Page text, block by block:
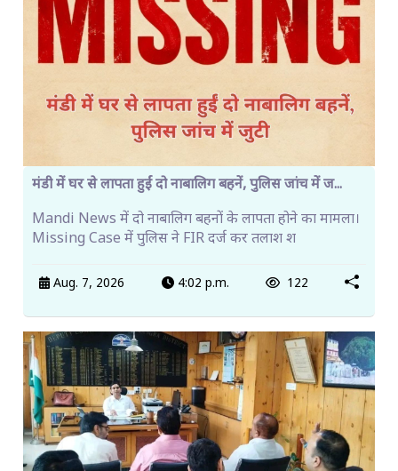
मंडी में घर से लापता हुईं दो नाबालिग बहनें, पुलिस जांच में ज...
Mandi News में दो नाबालिग बहनों के लापता होने का मामला।
Missing Case में पुलिस ने FIR दर्ज कर तलाश श
Aug. 7, 2026 4:02 p.m. 122